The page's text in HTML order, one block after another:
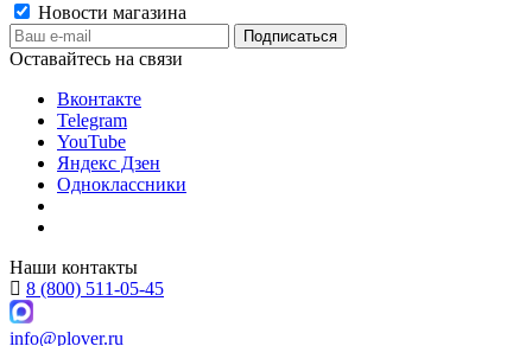
Новости магазина
Оставайтесь на связи
Вконтакте
Telegram
YouTube
Яндекс Дзен
Одноклассники
Наши контакты
8 (800) 511-05-45
info@plover.ru